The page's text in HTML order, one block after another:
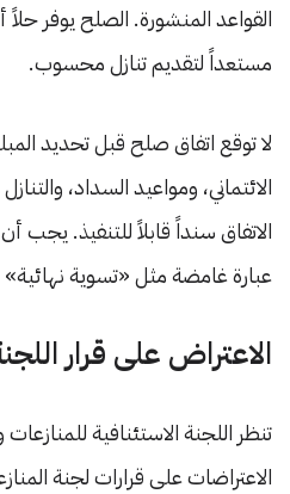
القواعد المنشورة. الصلح يوفر
مستعداً لتقديم تنازل محسوب.
لا توقع اتفاق صلح قبل تحديد
الائتماني، ومواعيد السداد،
الاتفاق سنداً قابلاً للتنفيذ. يجب
عبارة غامضة مثل «تسوية
الاعتراض على قرار
تنظر اللجنة الاستئنافية
الاعتراضات على قرارات لجنة